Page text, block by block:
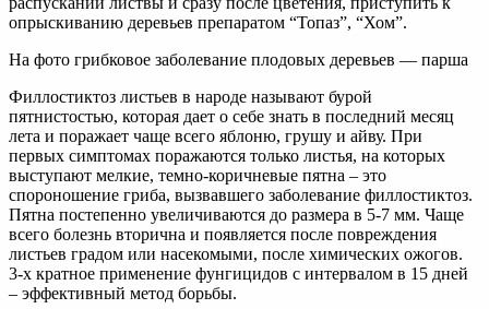
опрыскиванию деревьев препаратом “Топаз”, “Хом”.
На фото грибковое заболевание плодовых деревьев — парша
Филлостиктоз листьев в народе называют бурой
пятнистостью, которая дает о себе знать в последний месяц
лета и поражает чаще всего яблоню, грушу и айву. При
первых симптомах поражаются только листья, на которых
выступают мелкие, темно-коричневые пятна – это
спороношение гриба, вызвавшего заболевание филлостиктоз.
Пятна постепенно увеличиваются до размера в 5-7 мм. Чаще
всего болезнь вторична и появляется после повреждения
листьев градом или насекомыми, после химических ожогов.
3-х кратное применение фунгицидов с интервалом в 15 дней
– эффективный метод борьбы.